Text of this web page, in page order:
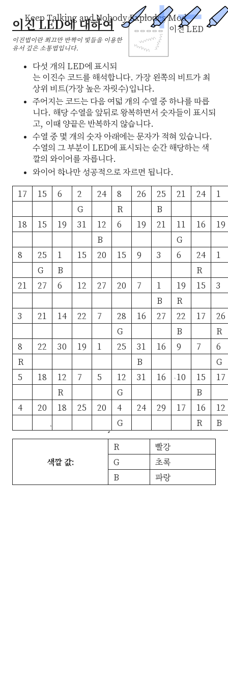
Keep Talking and Nobody Explodes Mod
이진 LED
이진 LED에 대하여
이진법이란 쬐끄만 반짝이 빛들을 이용한
유서 깊은 소통법입니다.
다섯 개의 LED에 표시되
는 이진수 코드를 해석합니다. 가장 왼쪽의 비트가 최
상위 비트(가장 높은 자릿수)입니다.
주어지는 코드는 다음 여덟 개의 수열 중 하나를 따릅
니다. 해당 수열을 앞뒤로 왕복하면서 숫자들이 표시되
고, 이때 양끝은 반복하지 않습니다.
수열 중 몇 개의 숫자 아래에는 문자가 적혀 있습니다.
수열의 그 부분이 LED에 표시되는 순간 해당하는 색
깔의 와이어를 자릅니다.
와이어 하나만 성공적으로 자르면 됩니다.
17 15 6 2 24 8 26 25 21 24
1
G
R
B
18
15 19 31 12 6 19 21 11 16
19
B
G
8
25 1 15 20 15 9 3 6 24
1
G
B
R
21
27 6 12 27 20 7 1 19 15
3
B
R
3
21 14 22 7 28 16 27 22 17
26
G
B
R
8
22 30 19 1 25 31 16 9 7
6
R
B
G
5
18 12 7 5 12 31 16 10 15
17
R
G
B
4
20 18 25 20 4 24 29 17 16
12
G
R B
색깔 값:
R
빨강
G
초록
B
파랑